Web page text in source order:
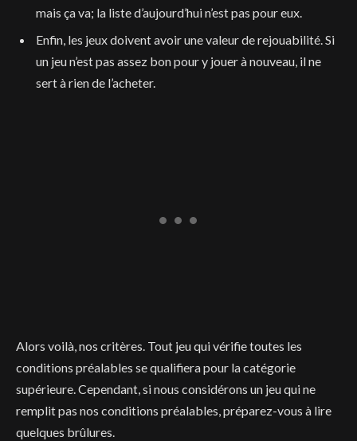
mais ça va; la liste d’aujourd’hui n’est pas pour eux.
Enfin, les jeux doivent avoir une valeur de rejouabilité. Si
un jeu n’est pas assez bon pour y jouer à nouveau, il ne
sert à rien de l’acheter.
Alors voilà, nos critères. Tout jeu qui vérifie toutes les
conditions préalables se qualifiera pour la catégorie
supérieure. Cependant, si nous considérons un jeu qui ne
remplit pas nos conditions préalables, préparez-vous à lire
quelques brûlures.